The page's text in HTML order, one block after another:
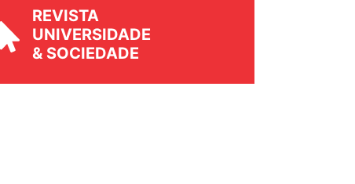
REVISTA
UNIVERSIDADE